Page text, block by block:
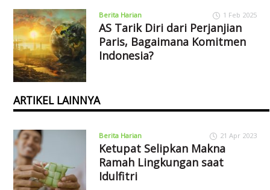
Berita Harian 1 Feb 2025
AS Tarik Diri dari Perjanjian
Paris, Bagaimana Komitmen
Indonesia?
ARTIKEL LAINNYA
Berita Harian 21 Apr 2023
Ketupat Selipkan Makna
Ramah Lingkungan saat
Idulfitri